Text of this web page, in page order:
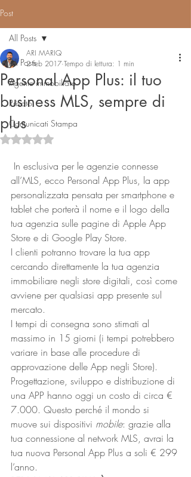
Connect
Post
All Posts
Agente immobiliare
Privato
Comunicati Stampa
All Posts
Personal App Plus: il tuo
business MLS, sempre di
plus
ARI MARIQ
2 feb 2017 Tempo di lettura: 1 min
Valutazione NaN stelle su 5.
all’MLS, ecco Personal App Plus, la app
personalizzata pensata per smartphone e
tablet che porterà il nome e il logo della
tua agenzia sulle pagine di Apple App
Store e di Google Play Store.
I clienti potranno trovare la tua app
cercando direttamente la tua agenzia
immobiliare negli store digitali, così come
avviene per qualsiasi app presente sul
mercato.
I tempi di consegna sono stimati al
massimo in 15 giorni (i tempi potrebbero
variare in base alle procedure di
approvazione delle App negli Store).
Progettazione, sviluppo e distribuzione di
una APP hanno oggi un costo di circa €
7.000. Questo perché il mondo si
muove sui dispositivi mobile: grazie alla
tua connessione al network MLS, avrai la
tua nuova Personal App Plus a soli € 299
l’anno.